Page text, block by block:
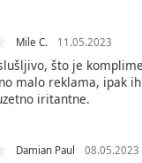
Mile C. 11.05.2023
što je
malo reklama, ipak
iritantne.
Damian Paul 08.05.2023